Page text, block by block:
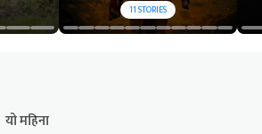
11STORIES
यो महिना